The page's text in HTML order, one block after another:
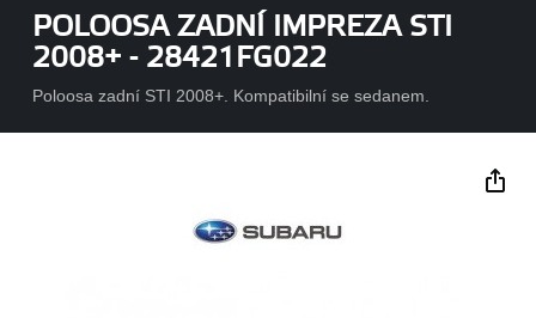
POLOOSA ZADNÍ IMPREZA STI
2008+ - 28421FG022
Poloosa zadní STI 2008+. Kompatibilní se sedanem.